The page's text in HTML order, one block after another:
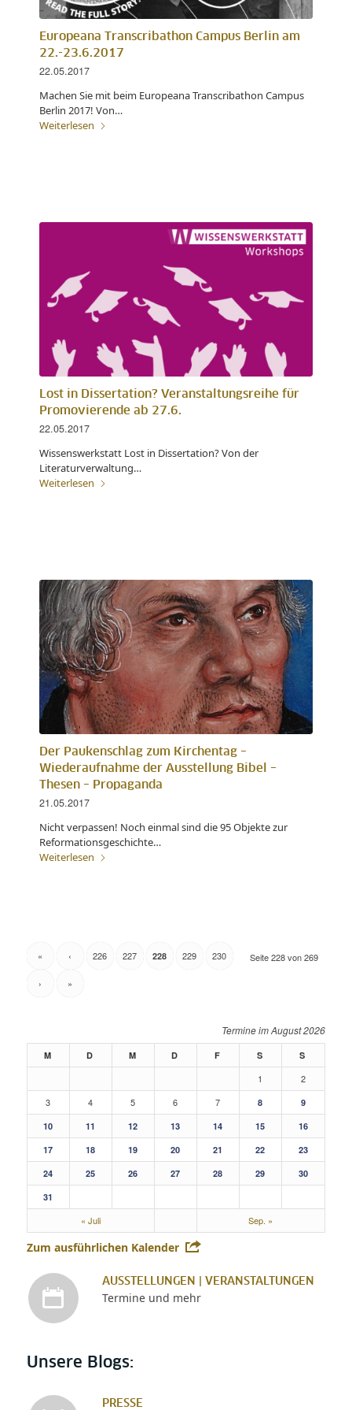
Europeana Transcribathon Campus Berlin am
22.-23.6.2017
22.05.2017
Machen Sie mit beim Europeana Transcribathon Campus
Berlin 2017! Von…
Weiterlesen
Lost in Dissertation? Veranstaltungsreihe für
Promovierende ab 27.6.
22.05.2017
Wissenswerkstatt Lost in Dissertation? Von der
Literaturverwaltung…
Weiterlesen
Der Paukenschlag zum Kirchentag –
Wiederaufnahme der Ausstellung Bibel –
Thesen – Propaganda
21.05.2017
Nicht verpassen! Noch einmal sind die 95 Objekte zur
Reformationsgeschichte…
Weiterlesen
Seite 228 von 269
« ‹ 226 227 228 229 230
› »
August 2026
M D M D F S S
1
2
3
4 5 6 7 8
9
10
11 12 13 14 15
16
17
18 19 20 21 22
23
24
25 26 27 28 29
30
31
« Juli Sep. »
Zum ausführlichen Kalender
AUSSTELLUNGEN | VERANSTALTUNGEN
Termine und mehr
Unsere Blogs:
PRESSE